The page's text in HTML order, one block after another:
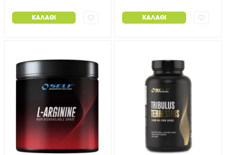
ΚΑΛΆΘΙ ΚΑΛΆΘΙ